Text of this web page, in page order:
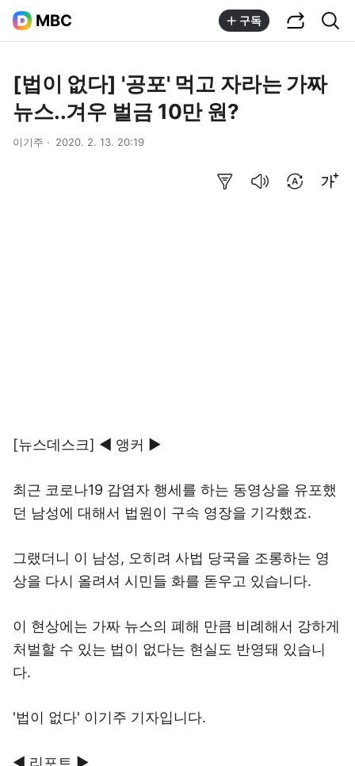
MBC 구독
[법이 없다] '공포' 먹고 자라는 가짜
뉴스..겨우 벌금 10만 원?
이기주 2020. 2. 13. 20:19
[뉴스데스크] ◀ 앵커 ▶
최근 코로나19 감염자 행세를 하는 동영상을 유포했
던 남성에 대해서 법원이 구속 영장을 기각했죠.
그랬더니 이 남성, 오히려 사법 당국을 조롱하는 영
상을 다시 올려셔 시민들 화를 돋우고 있습니다.
이 현상에는 가짜 뉴스의 폐해 만큼 비례해서 강하게
처벌할 수 있는 법이 없다는 현실도 반영돼 있습니
다.
'법이 없다' 이기주 기자입니다.
◀ 리포트 ▶